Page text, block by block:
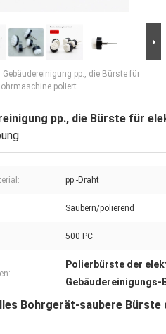
Gebäudereinigung pp., die Bürste für
poliert
pp., die Bürste für
pp.-Draht
Säubern/polierend
500 PC
Polierbürste der
Bohrgerät-saubere